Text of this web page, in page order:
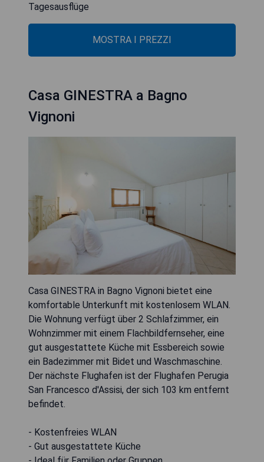
Tagesausflüge
MOSTRA I PREZZI
Casa GINESTRA a Bagno
Vignoni
Casa GINESTRA in Bagno Vignoni bietet eine
komfortable Unterkunft mit kostenlosem WLAN.
Die Wohnung verfügt über 2 Schlafzimmer, ein
Wohnzimmer mit einem Flachbildfernseher, eine
gut ausgestattete Küche mit Essbereich sowie
ein Badezimmer mit Bidet und Waschmaschine.
Der nächste Flughafen ist der Flughafen Perugia
San Francesco d'Assisi, der sich 103 km entfernt
befindet.
- Kostenfreies WLAN
- Gut ausgestattete Küche